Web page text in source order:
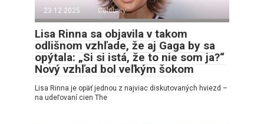
23.12.2025 Celebrity
Lisa Rinna sa objavila v takom
odlišnom vzhľade, že aj Gaga by sa
opýtala: „Si si istá, že to nie som ja?“
Nový vzhľad bol veľkým šokom
Lisa Rinna je opäť jednou z najviac diskutovaných hviezd –
na udeľovaní cien The